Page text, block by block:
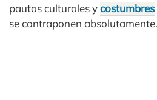
pautas culturales ycostumbres
se contraponen absolutamente.